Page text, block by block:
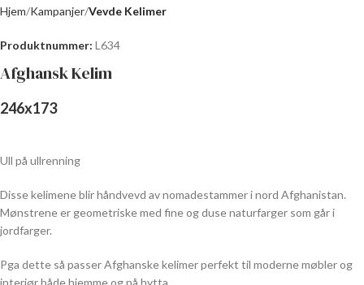
Hjem Kampanjer Vevde Kelimer
Produktnummer: L634
Afghansk Kelim
246x173
Ull på ullrenning
Disse kelimene blir håndvevd av nomadestammer i nord Afghanistan.
Mønstrene er geometriske med fine og duse naturfarger som går i
jordfarger.
Pga dette så passer Afghanske kelimer perfekt til moderne møbler og
interiør både hjemme og på hytta.